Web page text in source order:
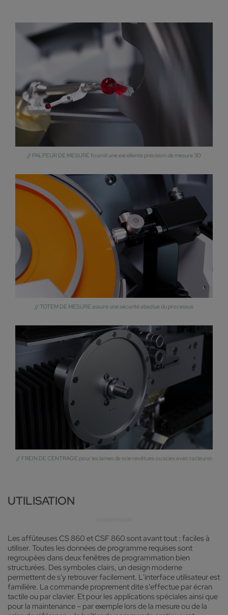
// PALPEUR DE MESURE fournit une excellente précision de mesure 3D
// TOTEM DE MESURE assure une sécurité absolue du processus
// FREIN DE CENTRAGE pour les lames de scie revêtues ou scies avec racleursn
UTILISATION
Les affûteuses CS 860 et CSF 860 sont avant tout : faciles à
utiliser. Toutes les données de programme requises sont
regroupées dans deux fenêtres de programmation bien
structurées. Des symboles clairs, un design moderne
permettent de s'y retrouver facilement. L'interface utilisateur est
familière. La commande proprement dite s'effectue par écran
tactile ou par clavier. Et pour les applications spéciales ainsi que
pour la maintenance – par exemple lors de la mesure ou de la